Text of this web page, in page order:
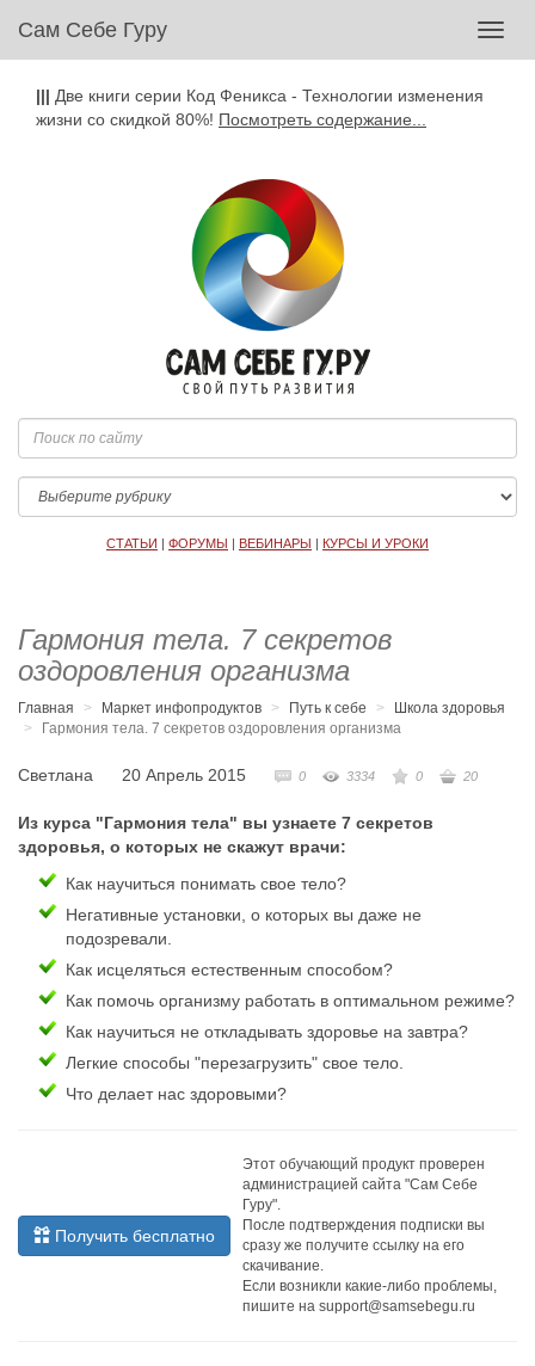
Сам Себе Гуру
||| Две книги серии Код Феникса - Технологии изменения
жизни со скидкой 80%! Посмотреть содержание...
СТАТЬИ | ФОРУМЫ | ВЕБИНАРЫ | КУРСЫ И УРОКИ
Гармония тела. 7 секретов
оздоровления организма
Главная Маркет инфопродуктов Путь к себе
Школа здоровья
Гармония тела. 7 секретов оздоровления организма
Светлана 20 Апрель 2015 0 3334 0 20
Из курса "Гармония тела" вы узнаете 7 секретов
здоровья, о которых не скажут врачи:
Как научиться понимать свое тело?
Негативные установки, о которых вы даже не
подозревали.
Как исцеляться естественным способом?
Как помочь организму работать в оптимальном режиме?
Как научиться не откладывать здоровье на завтра?
Легкие способы "перезагрузить" свое тело.
Что делает нас здоровыми?
Получить бесплатно
Этот обучающий продукт проверен
администрацией сайта "Сам Себе
Гуру".
После подтверждения подписки вы
сразу же получите ссылку на его
скачивание.
Если возникли какие-либо проблемы,
пишите на support@samsebegu.ru